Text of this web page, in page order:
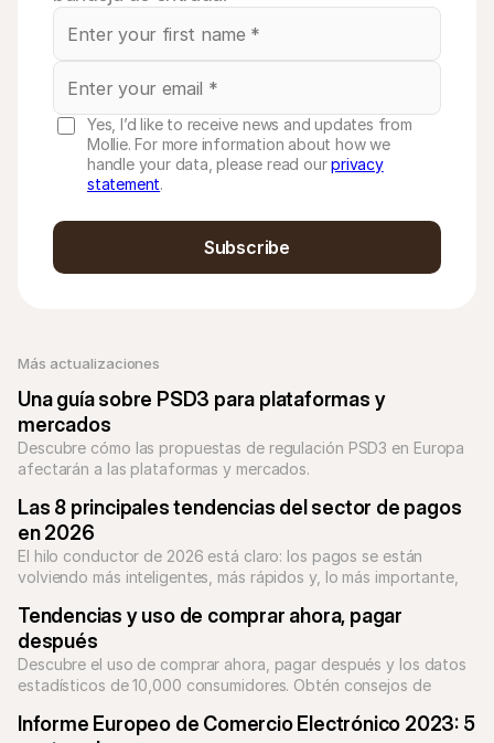
Más actualizaciones
Una guía sobre PSD3 para plataformas y
mercados
Descubre cómo las propuestas de regulación PSD3 en Europa
afectarán a las plataformas y mercados.
Las 8 principales tendencias del sector de pagos
en 2026
El hilo conductor de 2026 está claro: los pagos se están
volviendo más inteligentes, más rápidos y, lo más importante,
Tendencias y uso de comprar ahora, pagar
después
Descubre el uso de comprar ahora, pagar después y los datos
estadísticos de 10,000 consumidores. Obtén consejos de
Informe Europeo de Comercio Electrónico 2023: 5
Yes, I’d like to receive news and updates from
Mollie. For more information about how we
handle your data, please read ourprivacy
statement.
Subscribe